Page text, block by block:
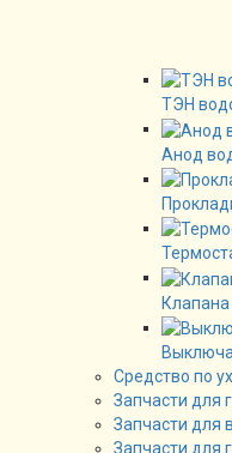
ТЭН
Анод
Средство по
Запчасти для
Запчасти для
Запчасти для